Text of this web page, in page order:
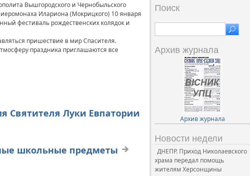
Вышгородского и Чернобыльского
Илариона (Мокрицкого) 10 января
фестиваль рождественских колядок и
пришествие в мир Спасителя.
праздника приглашаются все
Святителя Луки Евпатории
школьные предметы
Поиск
Архив журнала
Архив журнала
Новости недели
ДНЕПР. Приход Николаевского
храма передал помощь
жителям Херсонщины